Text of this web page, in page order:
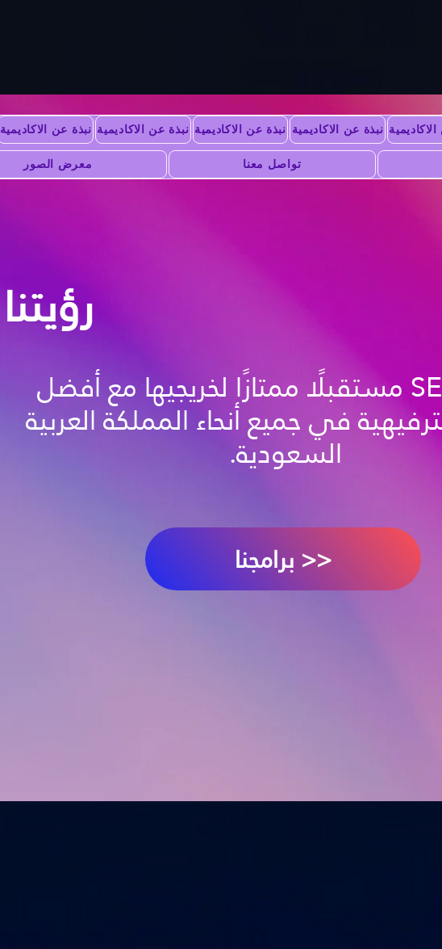
نبذة عن الاكاديمية نبذة عن الاكاديمية نبذة عن الاكاديمية نبذة عن الاكاديمية
معرض الصور تواصل معنا
رؤيتنا
تضمن SEA مستقبلًا ممتازًا لخريجيها مع أفضل
في جميع أنحاء المملكة العربية
السعودية.
برامجنا >>